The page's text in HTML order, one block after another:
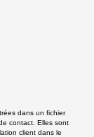
dans un fichier
contact. Elles sont
client dans le